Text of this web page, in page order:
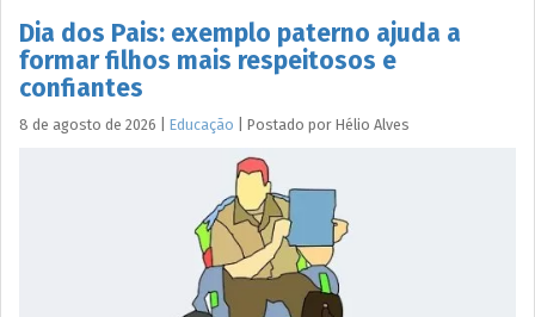
Dia dos Pais: exemplo paterno ajuda a
formar filhos mais respeitosos e
confiantes
8 de agosto de 2026 Educação Postado por Hélio Alves